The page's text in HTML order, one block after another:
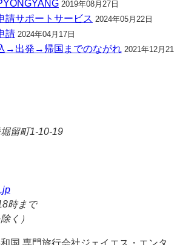
2019年08月27日
請サポートサービス 2024年05月22日
請 2024年04月17日
→出発→帰国までのながれ 2021年12月21
留町1-10-19
時まで
く）